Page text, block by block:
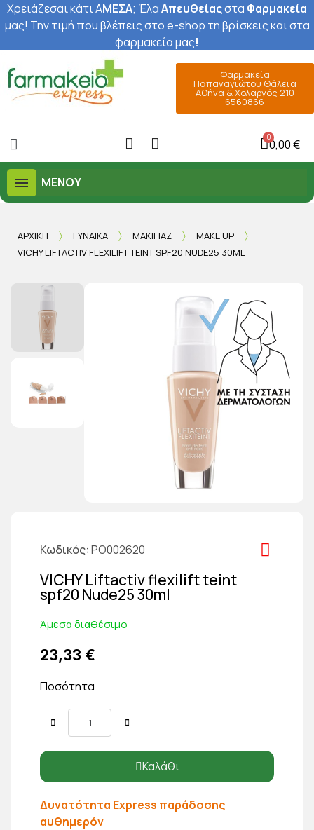
Χρειάζεσαι κάτι ΑΜΕΣΑ; ΈλαΑπευθείαςστα Φαρμακεία
μας! Την τιμή που βλέπεις στο e-shop τη βρίσκεις και στα
φαρμακεία μας!
Φαρμακεία
Παπαναγιώτου Θάλεια
Αθήνα & Χολαργός 210
6560866
0,00 €
ΜΕΝΟΎ
ΑΡΧΙΚΉ ΓΥΝΑΊΚΑ ΜΑΚΙΓΙΆΖ
MAKE UP
VICHY LIFTACTIV FLEXILIFT TEINT SPF20 NUDE25 30ML
Κωδικός PO002620
VICHY Liftactiv flexilift teint
spf20 Nude25 30ml
Άμεσα διαθέσιμο
23,33 €
Ποσότητα
Καλάθι
Δυνατότητα Express παράδοσης
αυθημερόν